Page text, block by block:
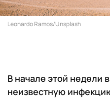
Leonardo Ramos/Unsplash
В начале этой недели
неизвестную